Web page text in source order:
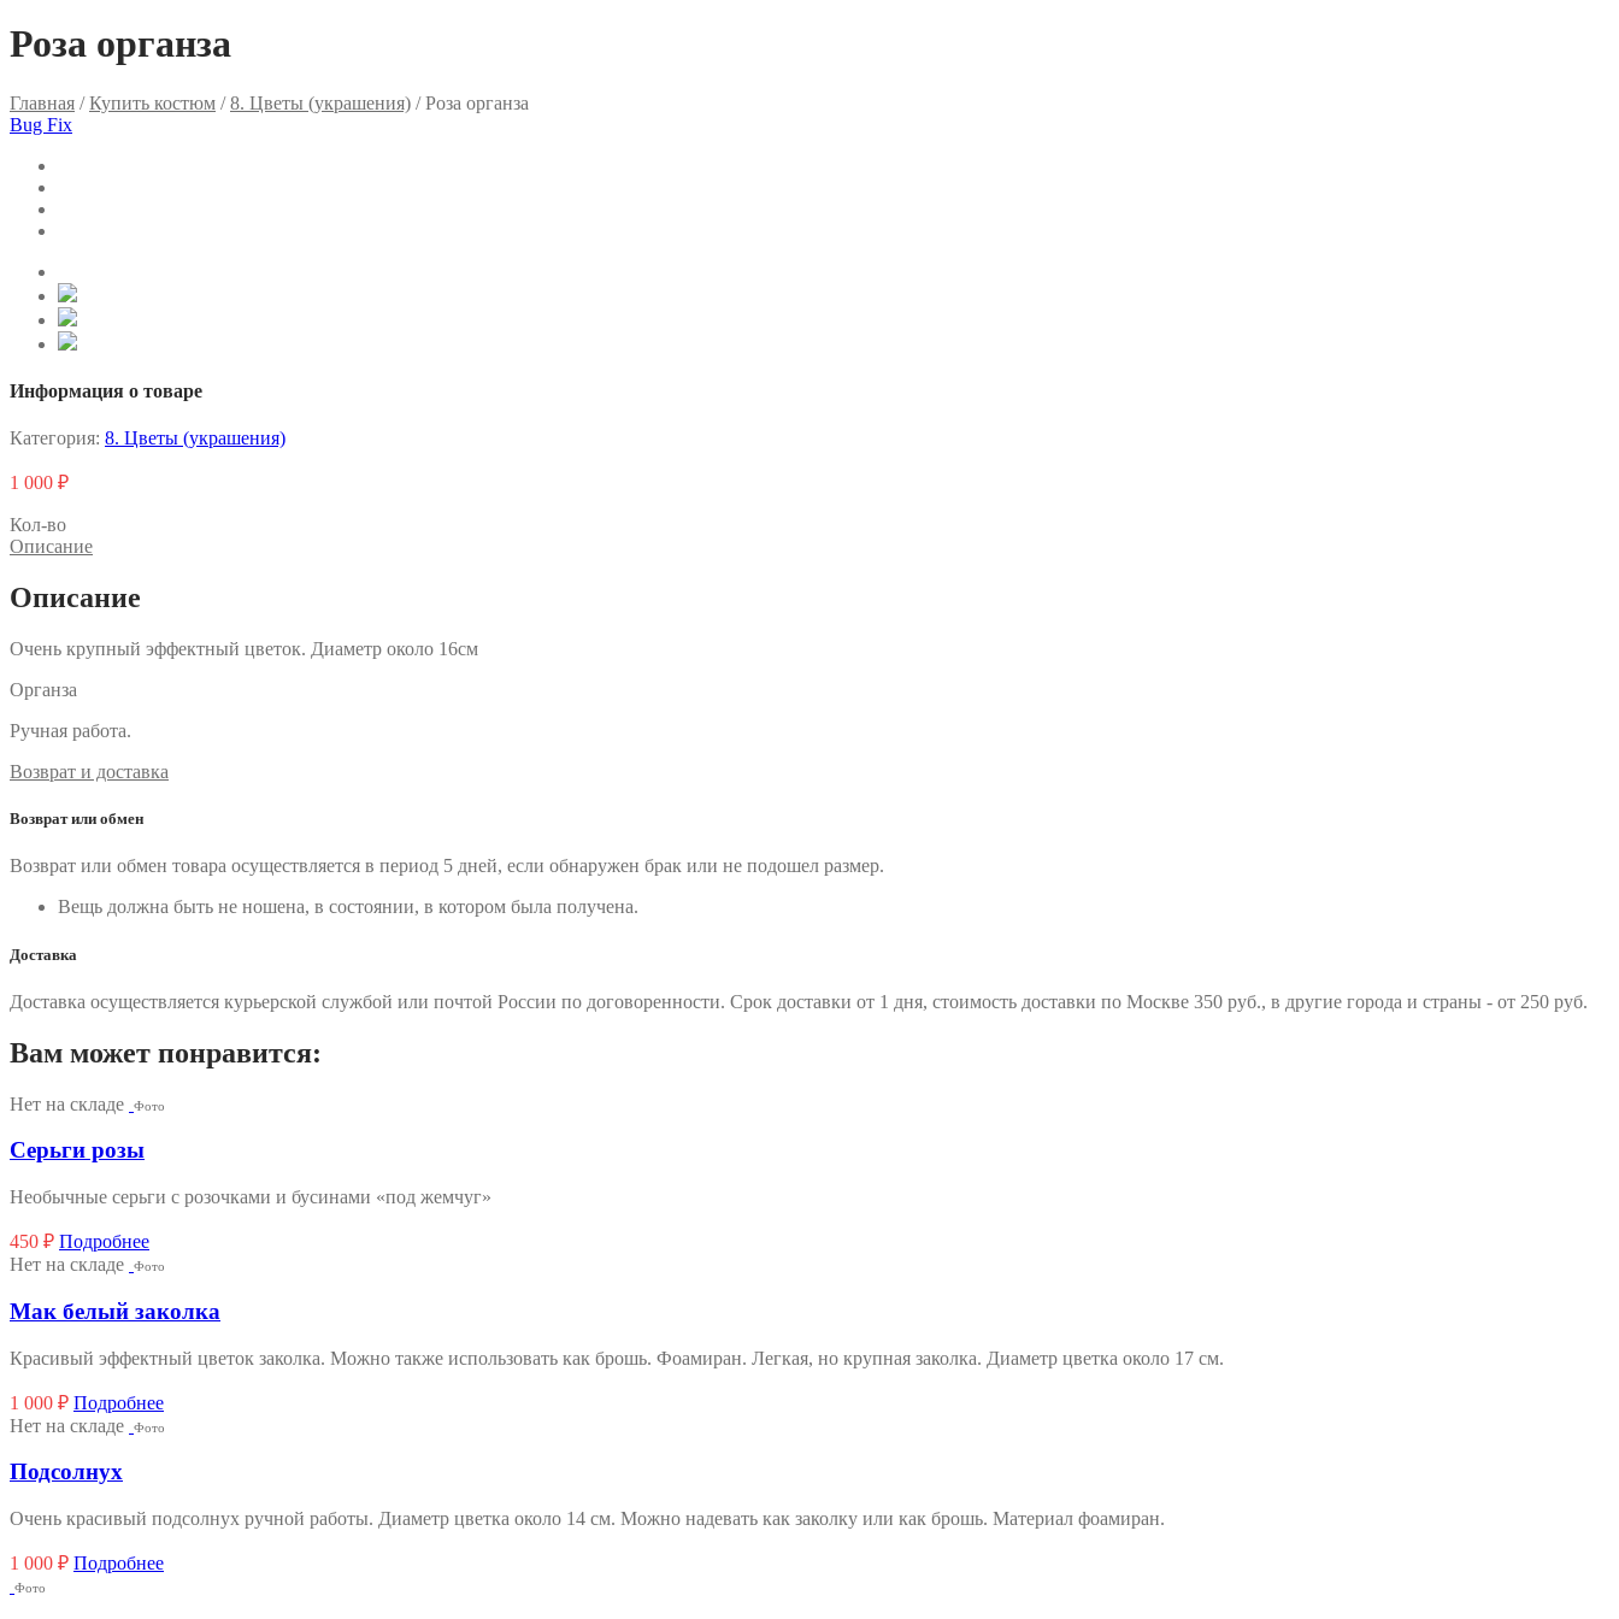
Роза органза
Главная /Купить костюм /8. Цветы (украшения) / Роза органза
Bug Fix
Информация о товаре
Категория: 8. Цветы (украшения)
1 000 ₽
Кол-во
кол-
Описание
Описание
Очень крупный эффектный цветок. Диаметр около 16см
Органза
Ручная работа.
Возврат и доставка
Возврат или обмен
Возврат или обмен товара осуществляется в период 5 дней, если обнаружен брак или не подошел размер.
Вещь должна быть не ношена, в состоянии, в котором была получена.
Доставка
Доставка осуществляется курьерской службой или почтой России по договоренности. Срок доставки от 1 дня, стоимость доставки по Москве 350 руб., в другие города и страны - от 250 руб.
Вам может понравится:
Нет на складе Фото
Серьги розы
Необычные серьги с розочками и бусинами «под жемчуг»
450 ₽ Подробнее
Нет на складе
Фото
Мак белый заколка
Красивый эффектный цветок заколка. Можно также использовать как брошь. Фоамиран. Легкая, но крупная заколка. Диаметр цветка около 17 см.
1 000 ₽ Подробнее
Нет на складе
Фото
Подсолнух
Очень красивый подсолнух ручной работы. Диаметр цветка около 14 см. Можно надевать как заколку или как брошь. Материал фоамиран.
1 000 ₽ Подробнее
Фото